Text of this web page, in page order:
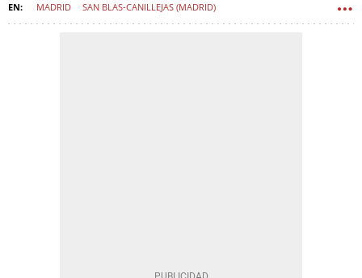
MADRID SAN BLAS-CANILLEJAS (MADRID)